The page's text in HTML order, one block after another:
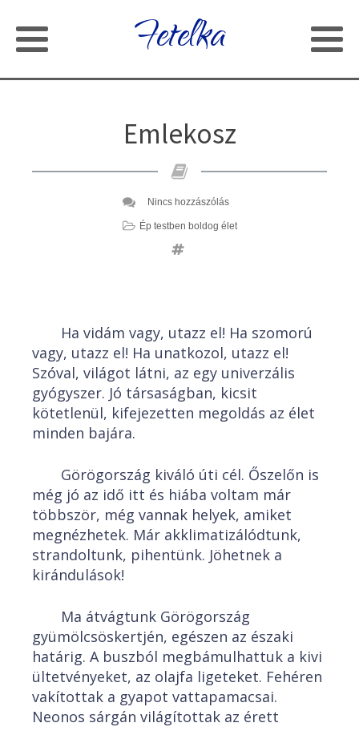
Fetelka
Emlekosz
Nincs hozzászólás
Ép testben boldog élet
Ha vidám vagy, utazz el! Ha szomorú
vagy, utazz el! Ha unatkozol, utazz el!
Szóval, világot látni, az egy univerzális
gyógyszer. Jó társaságban, kicsit
kötetlenül, kifejezetten megoldás az élet
minden bajára.
Görögország kiváló úti cél. Őszelőn is
még jó az idő itt és hiába voltam már
többször, még vannak helyek, amiket
megnézhetek. Már akklimatizálódtunk,
strandoltunk, pihentünk. Jöhetnek a
kirándulások!
Ma átvágtunk Görögország
gyümölcsöskertjén, egészen az északi
határig. A buszból megbámulhattuk a kivi
ültetvényeket, az olajfa ligeteket. Fehéren
vakítottak a gyapot vattapamacsai.
Neonos sárgán világítottak az érett